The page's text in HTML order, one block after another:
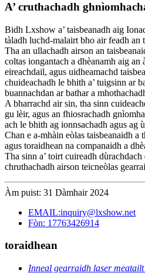
A’ cruthachadh
Bidh Lxshow a’ taisbeanadh aig
tàladh luchd-malairt bho air feadh an
Tha an ullachadh airson an
coltas iongantach a dhèanamh aig
eireachdail, agus uidheamachd
chuideachadh le bhith a’ tuigsinn ar
buannachdan ar bathar a
A bharrachd air sin, tha sinn
gu lèir, agus an fhiosrachadh
ach le bhith ag ionnsachadh agus ag
Chan e a-mhàin eòlas taisbeanaidh a
agus toraidhean na companaidh a
Tha sinn a’ toirt cuireadh
chruthachadh airson teicneòlas
Àm puist: 31 Dàmhair 2024
EMAIL:inquiry@lxshow.net
Fòn: 17763426914
toraidhean
Inneal gearraidh laser